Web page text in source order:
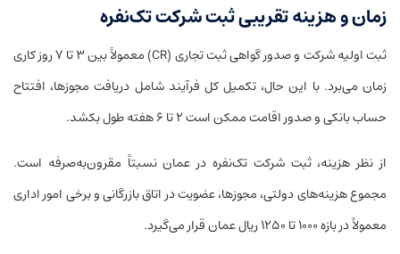
زمان و هزینه تقریبی ثبت شرکت تک‌نفره
ثبت اولیه شرکت و صدور گواهی ثبت تجاری (CR) معمولاً بین ۳ تا ۷ روز کاری
زمان می‌برد. با این حال، تکمیل کل فرآیند شامل دریافت مجوزها، افتتاح
حساب بانکی و صدور اقامت ممکن است ۲ تا ۶ هفته طول بکشد.
از نظر هزینه، ثبت شرکت تک‌نفره در عمان نسبتاً مقرون‌به‌صرفه است.
مجموع هزینه‌های دولتی، مجوزها، عضویت در اتاق بازرگانی و برخی امور اداری
معمولاً در بازه ۱۰۰۰ تا ۱۲۵۰ ریال عمان قرار می‌گیرد.